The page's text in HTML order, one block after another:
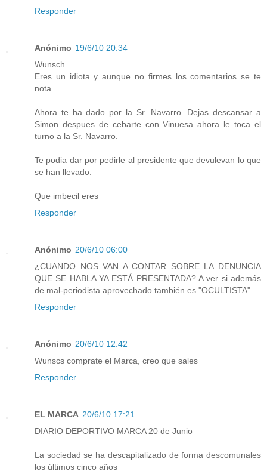
Responder
Anónimo 19/6/10 20:34
Wunsch
Eres un idiota y aunque no firmes los comentarios se te
nota.
Ahora te ha dado por la Sr. Navarro. Dejas descansar a
Simon despues de cebarte con Vinuesa ahora le toca el
turno a la Sr. Navarro.
Te podia dar por pedirle al presidente que devulevan lo que
se han llevado.
Que imbecil eres
Responder
Anónimo 20/6/10 06:00
¿CUANDO NOS VAN A CONTAR SOBRE LA DENUNCIA
QUE SE HABLA YA ESTÁ PRESENTADA? A ver si además
de mal-periodista aprovechado también es "OCULTISTA".
Responder
Anónimo 20/6/10 12:42
Wunscs comprate el Marca, creo que sales
Responder
EL MARCA 20/6/10 17:21
DIARIO DEPORTIVO MARCA 20 de Junio
La sociedad se ha descapitalizado de forma descomunales
los últimos cinco años